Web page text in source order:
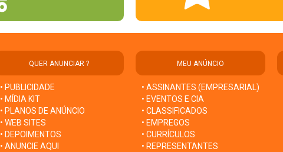
QUER ANUNCIAR ?
• PUBLICIDADE
• MÍDIA KIT
• PLANOS DE ANÚNCIO
• WEB SITES
• DEPOIMENTOS
• ANUNCIE AQUI
MEU ANÚNCIO
• ASSINANTES (EMPRESARIAL)
• EVENTOS E CIA
• CLASSIFICADOS
• EMPREGOS
• CURRÍCULOS
• REPRESENTANTES